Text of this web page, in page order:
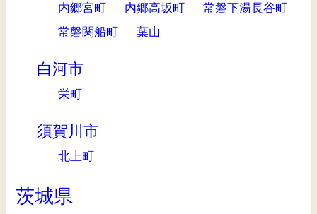
内郷宮町 内郷高坂町
常磐下湯長谷町
常磐関船町
葉山
白河市
栄町
須賀川市
北上町
茨城県